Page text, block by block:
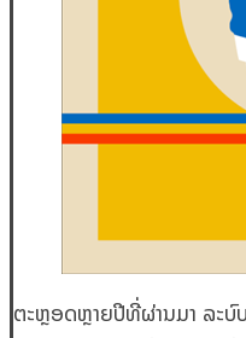
ຕະຫຼອດຫຼາຍປີທີ່ຜ່ານມາ ລະບົ